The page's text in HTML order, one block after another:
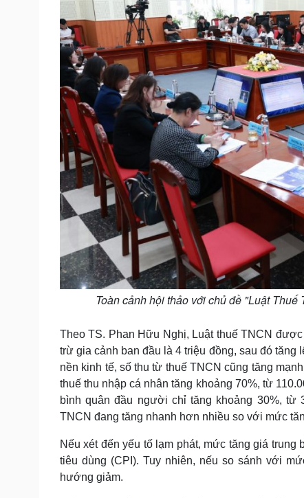
Toàn cảnh hội thảo với chủ đề "Luật
Theo TS. Phan Hữu Nghị, Luật thuế TNCN
trừ gia cảnh ban đầu là 4 triệu đồng, sau đó tăng
nền kinh tế, số thu từ thuế TNCN cũng tăng
thuế thu nhập cá nhân tăng khoảng 70%, từ
bình quân đầu người chỉ tăng khoảng 30%, từ
TNCN đang tăng nhanh hơn nhiều so với mức
Nếu xét đến yếu tố lạm phát, mức tăng giá
tiêu dùng (CPI). Tuy nhiên, nếu so sánh với
hướng giảm.